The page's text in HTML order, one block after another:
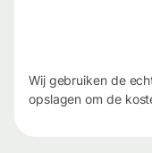
Wij gebruiken de
opslagen om de